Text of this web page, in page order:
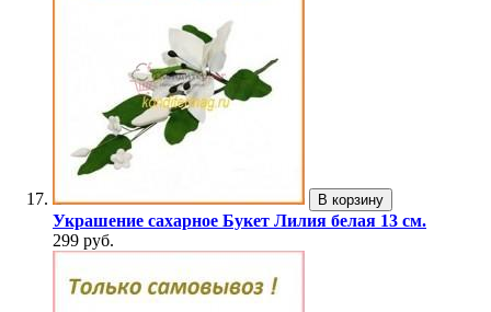
В корзину
Украшение сахарное Букет Лилия белая 13 см.
299 руб.